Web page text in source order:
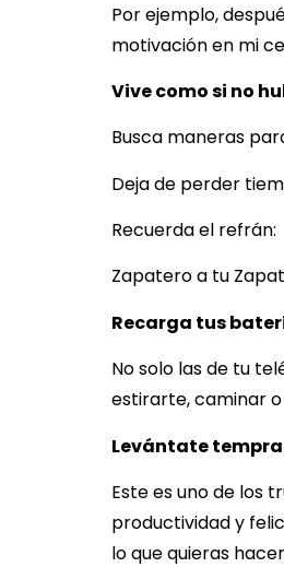
Por ejemplo,
motivación en mi
Vive como si no
Busca maneras
Deja de perder
Recuerda el refrán:
Zapatero a tu
Recarga tus
No solo las de tu
estirarte, caminar
Levántate
Este es uno de los
productividad y
lo que quieras